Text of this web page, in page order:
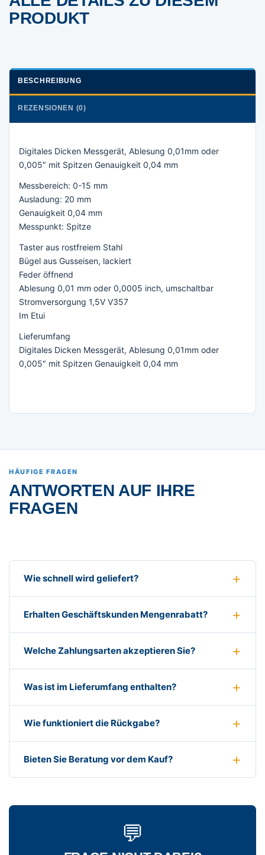
PRODUKT
BESCHREIBUNG
REZENSIONEN (0)
Digitales Dicken Messgerät, Ablesung 0,01mm oder
0,005″ mit Spitzen Genauigkeit 0,04 mm
Messbereich: 0-15 mm
Ausladung: 20 mm
Genauigkeit 0,04 mm
Messpunkt: Spitze
Taster aus rostfreiem Stahl
Bügel aus Gusseisen, lackiert
Feder öffnend
Ablesung 0,01 mm oder 0,0005 inch, umschaltbar
Stromversorgung 1,5V V357
Im Etui
Lieferumfang
Digitales Dicken Messgerät, Ablesung 0,01mm oder
0,005″ mit Spitzen Genauigkeit 0,04 mm
HÄUFIGE FRAGEN
ANTWORTEN AUF IHRE
FRAGEN
Wie schnell wird geliefert?
Erhalten Geschäftskunden Mengenrabatt?
Welche Zahlungsarten akzeptieren Sie?
Was ist im Lieferumfang enthalten?
Wie funktioniert die Rückgabe?
Bieten Sie Beratung vor dem Kauf?
💬